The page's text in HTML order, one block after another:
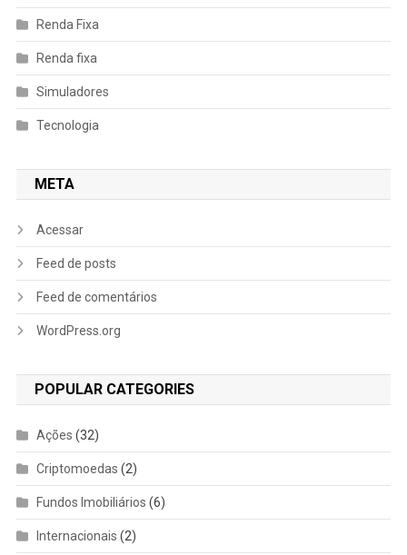
Renda Fixa
Renda fixa
Simuladores
Tecnologia
META
Acessar
Feed de posts
Feed de comentários
WordPress.org
POPULAR CATEGORIES
Ações (32)
Criptomoedas (2)
Fundos Imobiliários (6)
Internacionais (2)